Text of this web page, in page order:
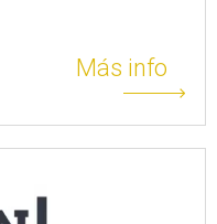
Más info